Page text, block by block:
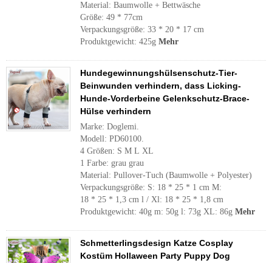
Material: Baumwolle + Bettwäsche
Größe: 49 * 77cm
Verpackungsgröße: 33 * 20 * 17 cm
Produktgewicht: 425g Mehr
Hundegewinnungshülsenschutz-Tier-
Beinwunden verhindern, dass Licking-
Hunde-Vorderbeine Gelenkschutz-Brace-
Hülse verhindern
Marke: Doglemi.
Modell: PD60100.
4 Größen: S M L XL
1 Farbe: grau grau
Material: Pullover-Tuch (Baumwolle + Polyester)
Verpackungsgröße: S: 18 * 25 * 1 cm M:
18 * 25 * 1,3 cm l / Xl: 18 * 25 * 1,8 cm
Produktgewicht: 40g m: 50g l: 73g XL: 86g Mehr
Schmetterlingsdesign Katze Cosplay
Kostüm Hollaween Party Puppy Dog